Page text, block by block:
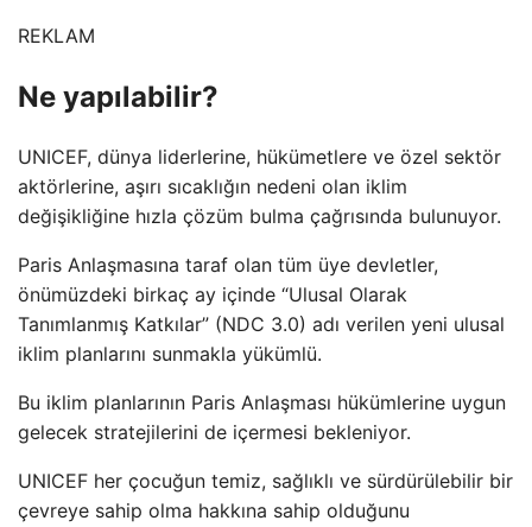
REKLAM
Ne yapılabilir?
UNICEF, dünya liderlerine, hükümetlere ve özel sektör
aktörlerine, aşırı sıcaklığın nedeni olan iklim
değişikliğine hızla çözüm bulma çağrısında bulunuyor.
Paris Anlaşmasına taraf olan tüm üye devletler,
önümüzdeki birkaç ay içinde “Ulusal Olarak
Tanımlanmış Katkılar” (NDC 3.0) adı verilen yeni ulusal
iklim planlarını sunmakla yükümlü.
Bu iklim planlarının Paris Anlaşması hükümlerine uygun
gelecek stratejilerini de içermesi bekleniyor.
UNICEF her çocuğun temiz, sağlıklı ve sürdürülebilir bir
çevreye sahip olma hakkına sahip olduğunu